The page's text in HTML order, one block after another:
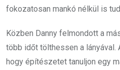
fokozatosan mankó nélkül is
Közben Danny felmondott a
több időt tölthessen a lányával.
hogy építészetet tanuljon egy